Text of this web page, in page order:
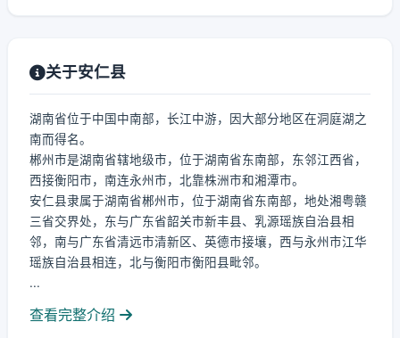
关于安仁县
湖南省位于中国中南部，长江中游，因大部分地区在洞庭湖之
南而得名。
郴州市是湖南省辖地级市，位于湖南省东南部，东邻江西省，
西接衡阳市，南连永州市，北靠株洲市和湘潭市。
安仁县隶属于湖南省郴州市，位于湖南省东南部，地处湘粤赣
三省交界处，东与广东省韶关市新丰县、乳源瑶族自治县相
邻，南与广东省清远市清新区、英德市接壤，西与永州市江华
瑶族自治县相连，北与衡阳市衡阳县毗邻。
...
查看完整介绍